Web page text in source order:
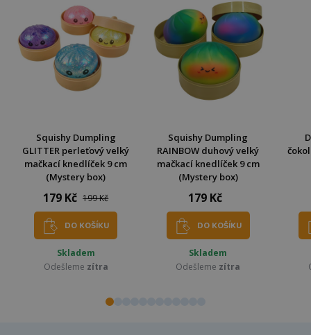
Squishy Dumpling
GLITTER perleťový velký
mačkací knedlíček 9 cm
(Mystery box)
179 Kč 199 Kč
DO KOŠÍKU
Skladem
Odešleme zítra
Squishy Dumpling
RAINBOW duhový velký
mačkací knedlíček 9 cm
(Mystery box)
179 Kč
DO KOŠÍKU
Skladem
Odešleme zítra